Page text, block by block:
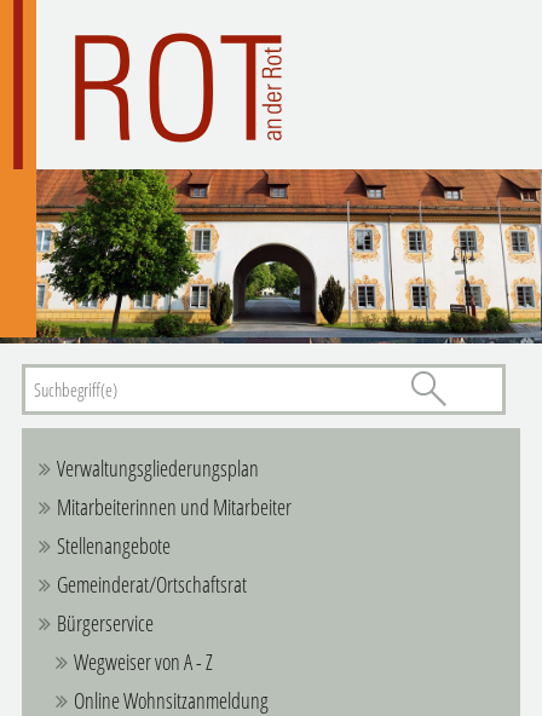
Verwaltungsgliederungsplan
Mitarbeiterinnen und Mitarbeiter
Stellenangebote
Gemeinderat/Ortschaftsrat
Bürgerservice
Wegweiser von A - Z
Online Wohnsitzanmeldung